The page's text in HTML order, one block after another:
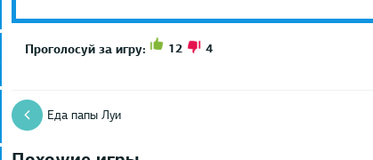
Проголосуй за игру: 12 4
Еда папы Луи